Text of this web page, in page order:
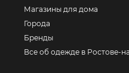
Магазины для дома
Города
Бренды
Все об одежде в Ростове-